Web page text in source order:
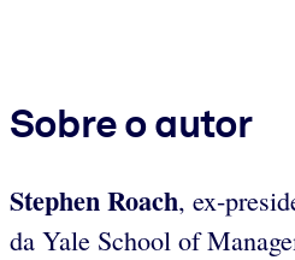
Sobre o autor
StephenRoach, ex-
da Yale School of